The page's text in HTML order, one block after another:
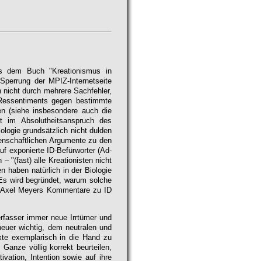
dem Buch "Kreationismus in
der MPIZ-Internetseite
durch mehrere Sachfehler,
gegen bestimmte
(siehe insbesondere auch die
Absolutheitsanspruch des
grundsätzlich nicht dulden
Argumente zu den
exponierte ID-Befürworter (Ad-
– "(fast) alle Kreationisten nicht
haben natürlich in der Biologie
wird begründet, warum solche
Meyers Kommentare zu ID
immer neue Irrtümer und
wichtig, dem neutralen und
exemplarisch in die Hand zu
völlig korrekt beurteilen,
Intention sowie auf ihre